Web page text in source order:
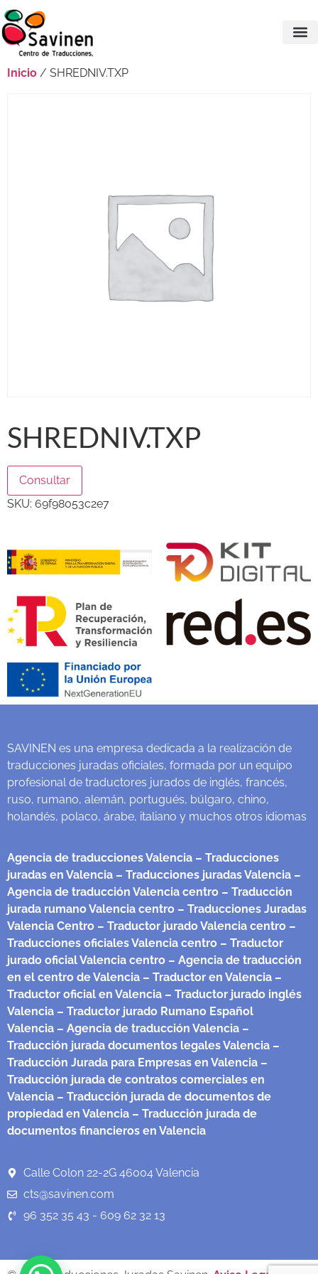
Inicio / SHREDNIV.TXP
SHREDNIV.TXP
Consultar
SKU: 69f98053c2e7
SAVINEN es una empresa dedicada a la realización de
traducciones juradas oficiales, formada por un equipo
profesional de traductores jurados de inglés, francés,
ruso, rumano, alemán, portugués, búlgaro, chino,
holandés, polaco, árabe, italiano y muchos otros idiomas
Agencia de traducciones Valencia – Traducciones
juradas en Valencia – Traducciones juradas Valencia –
Agencia de traducción Valencia centro – Traducción
jurada rumano Valencia centro – Traducciones Juradas
Valencia Centro – Traductor jurado Valencia centro –
Traducciones oficiales Valencia centro – Traductor
jurado oficial Valencia centro – Agencia de traducción
en el centro de Valencia – Traductor en Valencia –
Traductor oficial en Valencia – Traductor jurado inglés
Valencia – Traductor jurado Rumano Español
Valencia – Agencia de traducción Valencia –
Traducción jurada documentos legales Valencia –
Traducción Jurada para Empresas en Valencia –
Traducción jurada de contratos comerciales en
Valencia – Traducción jurada de documentos de
propiedad en Valencia – Traducción jurada de
documentos financieros en Valencia
Calle Colon 22-2G 46004 Valencia
cts@savinen.com
96 352 35 43 - 609 62 32 13